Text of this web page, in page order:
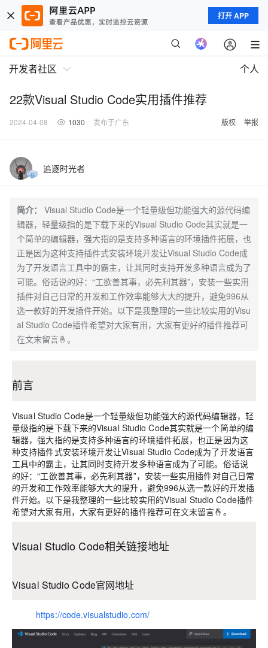
打开 APP
开发者社区 个人
22款Visual Studio Code实用插件推荐
2024-04-08 1030 发布于广东 版权 举报
追逐时光者
简介：
Visual Studio Code是一个轻量级但功能强大的源代码编
辑器，轻量级指的是下载下来的Visual Studio Code其实就是一
个简单的编辑器，强大指的是支持多种语言的环境插件拓展，也
正是因为这种支持插件式安装环境开发让Visual Studio Code成
为了开发语言工具中的霸主，让其同时支持开发多种语言成为了
可能。俗话说的好：“工欲善其事，必先利其器”，安装一些实用
插件对自己日常的开发和工作效率能够大大的提升，避免996从
选一款好的开发插件开始。以下是我整理的一些比较实用的Visu
al Studio Code插件希望对大家有用，大家有更好的插件推荐可
在文末留言🤞。
前言
Visual Studio Code是一个轻量级但功能强大的源代码编辑器，轻
量级指的是下载下来的Visual Studio Code其实就是一个简单的编
辑器，强大指的是支持多种语言的环境插件拓展，也正是因为这
种支持插件式安装环境开发让Visual Studio Code成为了开发语言
工具中的霸主，让其同时支持开发多种语言成为了可能。俗话说
的好：“工欲善其事，必先利其器”，安装一些实用插件对自己日常
的开发和工作效率能够大大的提升，避免996从选一款好的开发插
件开始。以下是我整理的一些比较实用的Visual Studio Code插件
希望对大家有用，大家有更好的插件推荐可在文末留言🤞。
Visual Studio Code相关链接地址
Visual Studio Code官网地址
https://code.visualstudio.com/